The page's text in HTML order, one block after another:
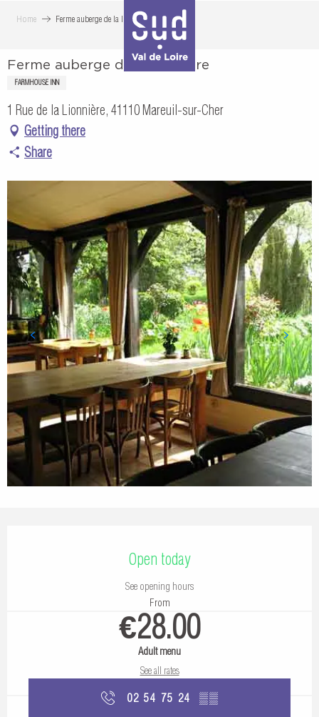
principal
Home Ferme auberge de la lionnière
Ferme auberge de la lionnière
FARMHOUSE INN
1 Rue de la Lionnière, 41110 Mareuil-sur-Cher
Getting there
Share
Open today
See opening hours
From
€28.00
Adult menu
See all rates
02 54 75 24 ▒▒